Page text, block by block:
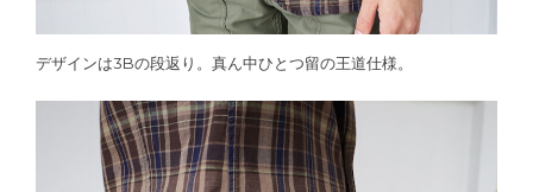
デザインは3Bの段返り。真ん中ひとつ留の王道仕様。